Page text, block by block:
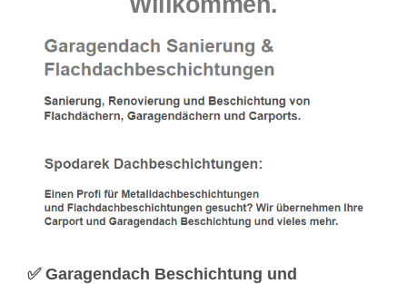
✅ Garagendach Beschichtung und